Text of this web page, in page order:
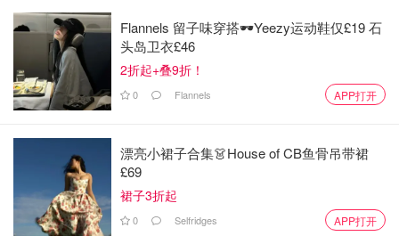
图片来源于@Federation of Awarding Bodies，版权属于原作者
但是大家一定要在加入调查前谨防诈骗，寻找一些相对靠谱
的网站，以防止个人信息的泄露。下面就推荐几个比较靠谱
的可以赚钱的调查问卷网站，供大家参考：
Ipsos iSay：是一个巴黎成立的市场研究调查公司，
Flannels 留子味穿搭🕶️Yeezy运动鞋仅£19 石
头岛卫衣£46
2折起+叠9折！
0 Flannels APP打开
漂亮小裙子合集👗House of CB鱼骨吊带裙
£69
裙子3折起
0 Selfridges APP打开